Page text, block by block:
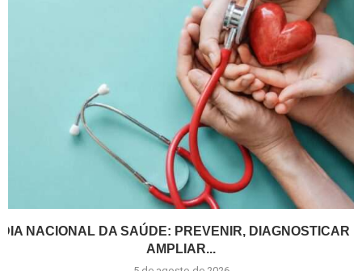
DIA NACIONAL DA SAÚDE: PREVENIR, DIAGNOSTICAR E
AMPLIAR...